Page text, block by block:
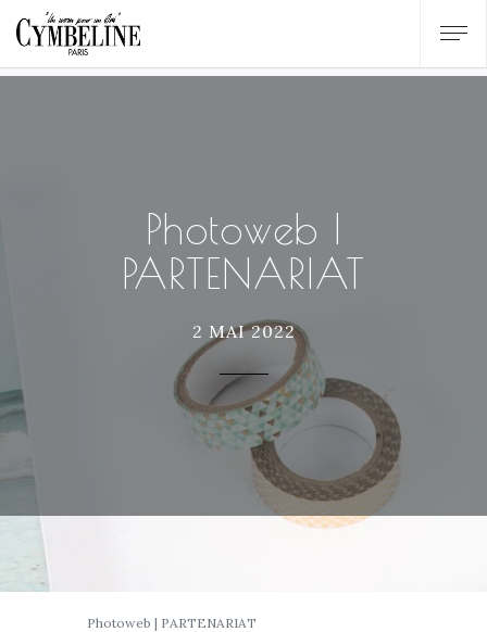
Photoweb |
PARTENARIAT
2 MAI 2022
Photoweb | PARTENARIAT